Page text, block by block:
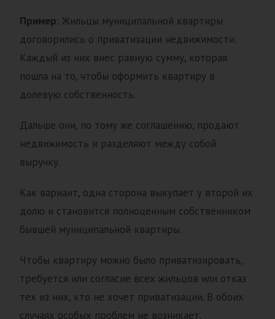
Пример: Жильцы муниципальной квартиры
договорились о приватизации недвижимости.
Каждый из них внес равную сумму, которая
пошла на то, чтобы оформить квартиру в
долевую собственность.
Дальше они, по тому же соглашению, продают
недвижимость и разделяют между собой
выручку.
Как вариант, одна сторона выкупает у второй их
долю и становится полноценным собственником
бывшей муниципальной квартиры.
Чтобы квартиру можно было приватизировать,
требуется или согласие всех жильцов или отказ
тех из них, кто не хочет приватизации. В обоих
случаях особых проблем не возникает.